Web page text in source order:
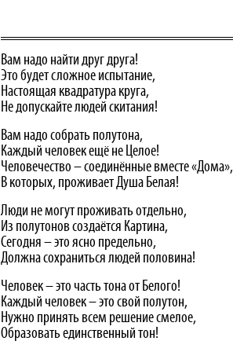
Вам надо найти друг друга!
Это будет сложное испытание,
Настоящая квадратура круга,
Не допускайте людей скитания!
Вам надо собрать полутона,
Каждый человек ещё не Целое!
Человечество – соединённые вместе «Дома»,
В которых, проживает Душа Белая!
Люди не могут проживать отдельно,
Из полутонов создаётся Картина,
Сегодня – это ясно предельно,
Должна сохраниться людей половина!
Человек – это часть тона от Белого!
Каждый человек – это свой полутон,
Нужно принять всем решение смелое,
Образовать единственный тон!